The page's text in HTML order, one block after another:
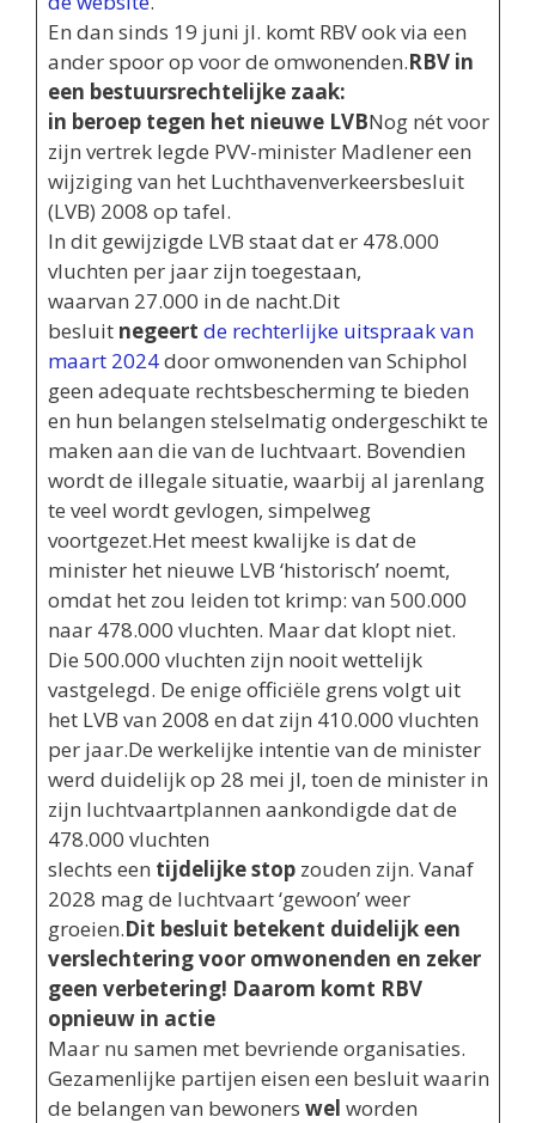
En dan sinds 19 juni jl. komt RBV ook via een
ander spoor op voor de omwonenden.RBV in
een bestuursrechtelijke zaak:
in beroep tegen het nieuwe LVBNog nét voor
zijn vertrek legde PVV-minister Madlener een
wijziging van het Luchthavenverkeersbesluit
(LVB) 2008 op tafel.
In dit gewijzigde LVB staat dat er 478.000
vluchten per jaar zijn toegestaan,
waarvan 27.000 in de nacht.Dit
besluit negeert de rechterlijke uitspraak van
maart 2024door omwonenden van Schiphol
geen adequate rechtsbescherming te bieden
en hun belangen stelselmatig ondergeschikt te
maken aan die van de luchtvaart. Bovendien
wordt de illegale situatie, waarbij al jarenlang
te veel wordt gevlogen, simpelweg
voortgezet.Het meest kwalijke is dat de
minister het nieuwe LVB ‘historisch’ noemt,
omdat het zou leiden tot krimp: van 500.000
naar 478.000 vluchten. Maar dat klopt niet.
Die 500.000 vluchten zijn nooit wettelijk
vastgelegd. De enige officiële grens volgt uit
het LVB van 2008 en dat zijn 410.000 vluchten
per jaar.De werkelijke intentie van de minister
werd duidelijk op 28 mei jl, toen de minister in
zijn luchtvaartplannen aankondigde dat de
478.000 vluchten
slechts een tijdelijke stopzouden zijn. Vanaf
2028 mag de luchtvaart ‘gewoon’ weer
groeien.Dit besluit betekent duidelijk een
verslechtering voor omwonenden en zeker
geen verbetering! Daarom komt RBV
opnieuw in actie
Maar nu samen met bevriende organisaties.
Gezamenlijke partijen eisen een besluit waarin
de belangen van bewoners wel worden